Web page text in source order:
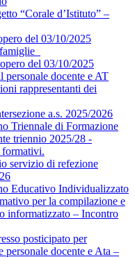
“Corale d’Istituto” –
del 03/10/2025
del 03/10/2025
personale docente e AT
rappresentanti dei
a.s. 2025/2026
Triennale di Formazione
triennio 2025/28 -
servizio di refezione
Educativo Individualizzato
per la compilazione e
informatizzato – Incontro
posticipato per
personale docente e Ata –